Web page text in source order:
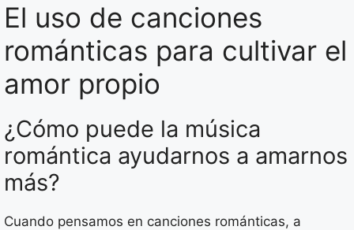
El uso de canciones
románticas para cultivar el
amor propio
¿Cómo puede la música
romántica ayudarnos a amarnos
más?
Cuando pensamos en canciones románticas, a